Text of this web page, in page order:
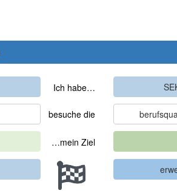
Ich habe…
besuche die
…mein Ziel